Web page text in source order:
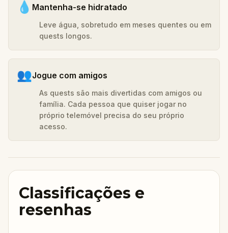
💧 Mantenha-se hidratado
Leve água, sobretudo em meses quentes ou em
quests longos.
👥Jogue com amigos
As quests são mais divertidas com amigos ou
família. Cada pessoa que quiser jogar no
próprio telemóvel precisa do seu próprio
acesso.
Classificações e
resenhas